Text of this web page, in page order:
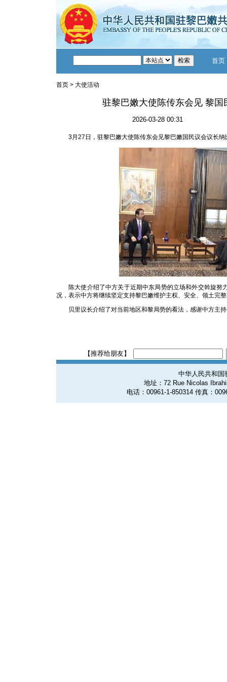
首页
首页 > 大使活动
驻黎巴嫩大使陈传东会见 黎国
2026-03-28 00:31
3月27日，驻黎巴嫩大使陈传东会见黎巴嫩国民议会议长纳
陈大使介绍了中方关于近期中东局势的立场和外交斡旋努
况，表示中方将继续坚定支持黎巴嫩维护主权、安全、领土完
贝里议长介绍了对当前地区和黎局势的看法，感谢中方主
【推荐给朋友】
中华人民共和国
地址：72 Rue Nicolas
电话：00961-1-850314 传真：